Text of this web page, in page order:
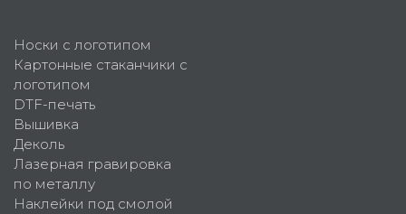
Носки с логотипом
Картонные стаканчики с
логотипом
DTF-печать
Вышивка
Деколь
Лазерная гравировка
по металлу
Наклейки под смолой